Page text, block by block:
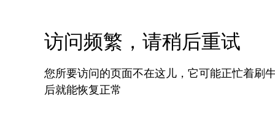
访问频繁，请稍后重试
您所要访问的页面不在这儿，它可能正忙着刷
后就能恢复正常